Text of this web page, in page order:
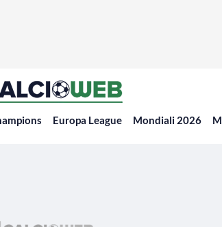
Europa League Mondiali 2026